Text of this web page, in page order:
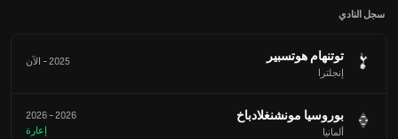
سجل النادي
توتنهام هوتسبير
إنجلترا
2025
- الآن
بوروسيا مونشنغلادباخ
ألمانيا
2026
-
2026
إعارة